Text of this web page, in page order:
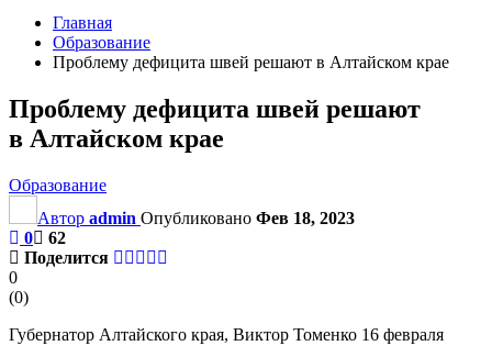
Главная
Образование
Проблему дефицита швей решают в Алтайском крае
Проблему дефицита швей решают
в Алтайском крае
Образование
Автор admin Опубликовано Фев 18, 2023
0
62
Поделится
0
(0)
Губернатор Алтайского края, Виктор Томенко 16 февраля